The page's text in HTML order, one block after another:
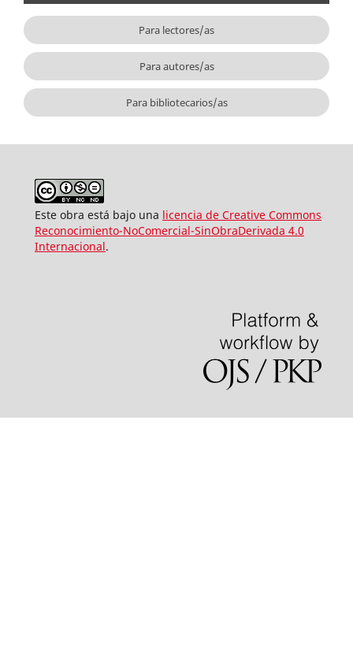
Para lectores/as
Para autores/as
Para bibliotecarios/as
Este obra está bajo una licencia de Creative Commons
Reconocimiento-NoComercial-SinObraDerivada 4.0
Internacional.